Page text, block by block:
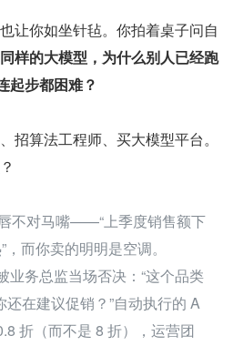
让你如坐针毡。你拍着桌子问自
样的大模型，为什么别人已经跑
起步都困难？
招算法工程师、买大模型平台。
不对马嘴——“上季度销售额下
，而你卖的明明是空调。
业务总监当场否决：“这个品类
在建议促销？”自动执行的 A
折（而不是 8 折），运营团